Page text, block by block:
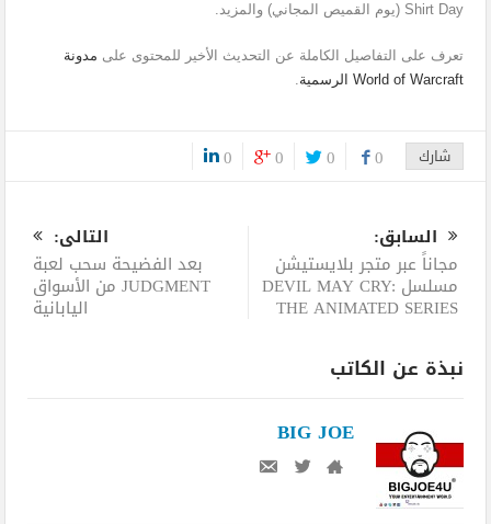
Shirt Day (يوم القميص المجاني) والمزيد.
تعرف على التفاصيل الكاملة عن التحديث الأخير للمحتوى على مدونة
World of Warcraft الرسمية
.
شارك 0
0
0
0
السابق:
مجاناً عبر متجر بلايستيشن
مسلسل DEVIL MAY CRY:
THE ANIMATED SERIES
التالى:
بعد الفضيحة سحب لعبة
JUDGMENT من الأسواق
اليابانية
نبذة عن الكاتب
BIG JOE